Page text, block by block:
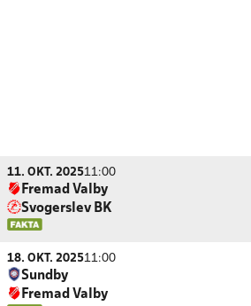
11. OKT. 202511:00
Fremad Valby
Svogerslev BK
18. OKT. 202511:00
Sundby
Fremad Valby